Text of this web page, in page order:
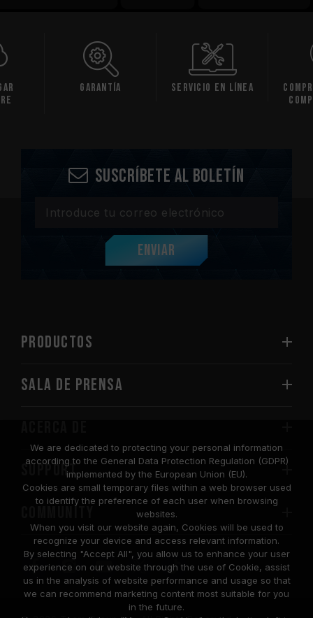
Garantía Servicio en línea
Suscríbete al boletín
Enviar
PRODUCTOS
Sala de prensa
SUPPORT
COMMUNITY
We are dedicated to protecting your personal information
according to the General Data Protection Regulation (GDPR)
implemented by the European Union (EU).
Cookies are small temporary files within a web browser used
to identify the preference of each user when browsing
websites.
When you visit our website again, Cookies will be used to
recognize your device and access relevant information.
By selecting "Accept All", you allow us to enhance your user
experience on our website through the use of Cookie, assist
us in the analysis of website performance and usage so that
we can recommend marketing content most suitable for you
in the future.